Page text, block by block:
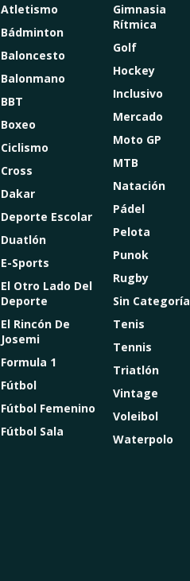
Atletismo
Bádminton
Baloncesto
Balonmano
BBT
Boxeo
Ciclismo
Cross
Dakar
Deporte Escolar
Duatlón
E-Sports
El Otro Lado Del
Deporte
El Rincón De
Josemi
Formula 1
Fútbol
Fútbol Femenino
Fútbol Sala
Gimnasia
Rítmica
Golf
Hockey
Inclusivo
Mercado
Moto GP
MTB
Natación
Pádel
Pelota
Punok
Rugby
Sin Categoría
Tenis
Tennis
Triatlón
Vintage
Voleibol
Waterpolo